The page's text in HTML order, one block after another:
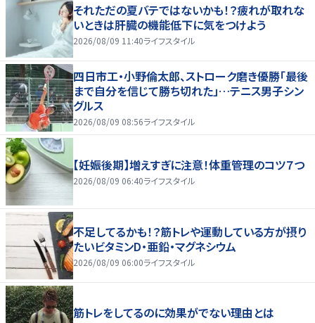
それただの夏バテではないかも！？疲れが取れな
いときは肝臓の機能低下に気をつけよう
2026/08/09 11:40ライフスタイル
四日市工・小野倫太郎、ストローク磨き優勝「最後
まで自分を信じて勝ち切れた」…テニス男子シン
グルス
2026/08/09 08:56ライフスタイル
【妊娠後期】増えすぎに注意！体重管理のコツ７つ
2026/08/09 06:40ライフスタイル
不足してるかも！？筋トレや運動している方が摂り
たいビタミンD・亜鉛・マグネシウム
2026/08/09 06:00ライフスタイル
筋トレをしてるのに効果がでない理由とは